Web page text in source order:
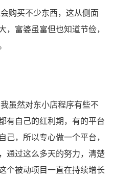
购买不少东西，这从侧面
，富婆虽富但也知道节俭，
虽然对东小店程序有些不
有自己的红利期，有的平台
己，所以专心做一个平台，
通过这么多天的努力，清楚
个被动项目一直在持续增长